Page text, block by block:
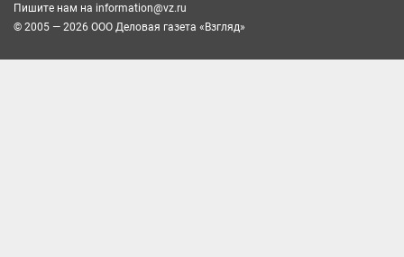
Пишите нам на information@vz.ru
© 2005 — 2026 ООО Деловая газета «Взгляд»